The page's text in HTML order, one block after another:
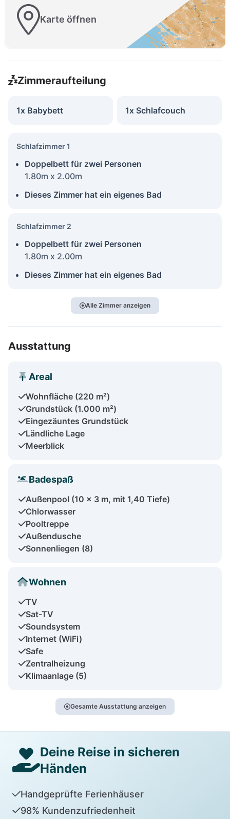
Karte öffnen
Zimmeraufteilung
1x Babybett 1x Schlafcouch
Schlafzimmer 1
Doppelbett für zwei Personen
1.80m x 2.00m
Dieses Zimmer hat ein eigenes Bad
Schlafzimmer 2
Doppelbett für zwei Personen
1.80m x 2.00m
Dieses Zimmer hat ein eigenes Bad
Alle Zimmer anzeigen
Ausstattung
Areal
Wohnfläche (220 m²)
Grundstück (1.000 m²)
Eingezäuntes Grundstück
Ländliche Lage
Meerblick
Badespaß
Außenpool (10 x 3 m, mit 1,40 Tiefe)
Chlorwasser
Pooltreppe
Außendusche
Sonnenliegen (8)
Wohnen
TV
Sat-TV
Soundsystem
Internet (WiFi)
Safe
Zentralheizung
Klimaanlage (5)
Gesamte Ausstattung anzeigen
Deine Reise in sicheren
Händen
Handgeprüfte Ferienhäuser
98% Kundenzufriedenheit